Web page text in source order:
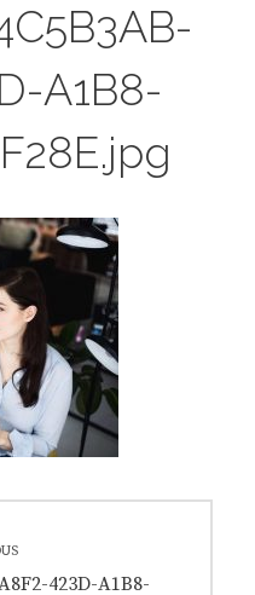
A1B8-
423D-A1B8-